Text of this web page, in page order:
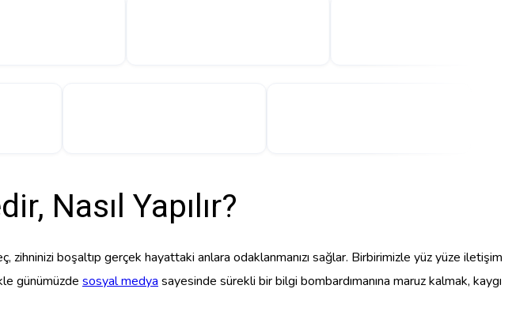
Nasıl Yapılır?
boşaltıp gerçek hayattaki anlara odaklanmanızı sağlar. Birbirimizle yüz yüze iletişim
günümüzde sosyal medya sayesinde sürekli bir bilgi bombardımanına maruz kalmak, kaygı